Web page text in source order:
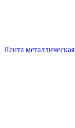
Лента металлическая